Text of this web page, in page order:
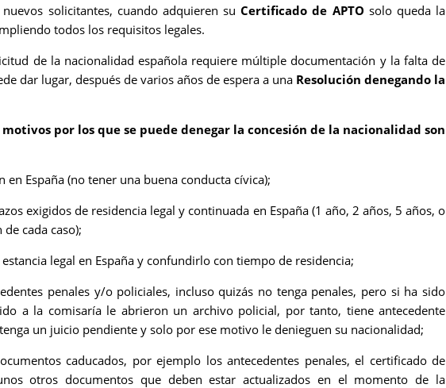
solicitantes, cuando adquieren suCertificado de APTO solo queda la
todos los requisitos legales.
de la nacionalidad española requiere múltiple documentación y la falta de
dar lugar, después de varios años de espera a una Resolución denegando la
por los que se puede denegar la concesión de la nacionalidad son
en España (no tener una buena conducta cívica);
exigidos de residencia legal y continuada en España (1 año, 2 años, 5 años, o
cada caso);
legal en España y confundirlo con tiempo de residencia;
penales y/o policiales, incluso quizás no tenga penales, pero si ha sido
a la comisaría le abrieron un archivo policial, por tanto, tiene antecedente
un juicio pendiente y solo por ese motivo le denieguen su nacionalidad;
caducados, por ejemplo los antecedentes penales, el certificado de
otros documentos que deben estar actualizados en el momento de la